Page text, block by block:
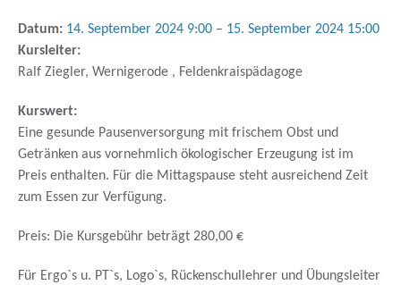
Datum: 14. September 2024 9:00 – 15. September 2024 15:00
Kursleiter:
Ralf Ziegler, Wernigerode , Feldenkraispädagoge
Kurswert:
Eine gesunde Pausenversorgung mit frischem Obst und
Getränken aus vornehmlich ökologischer Erzeugung ist im
Preis enthalten. Für die Mittagspause steht ausreichend Zeit
zum Essen zur Verfügung.
Preis: Die Kursgebühr beträgt 280,00 €
Für Ergo`s u. PT`s, Logo`s, Rückenschullehrer und Übungsleiter